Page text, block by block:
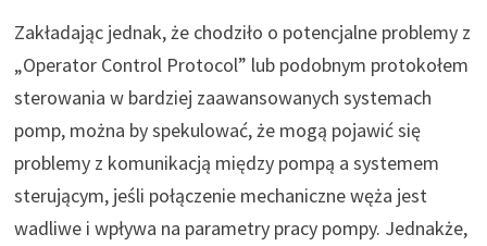
Zakładając jednak, że chodziło o potencjalne problemy z
„Operator Control Protocol” lub podobnym protokołem
sterowania w bardziej zaawansowanych systemach
pomp, można by spekulować, że mogą pojawić się
problemy z komunikacją między pompą a systemem
sterującym, jeśli połączenie mechaniczne węża jest
wadliwe i wpływa na parametry pracy pompy. Jednakże,